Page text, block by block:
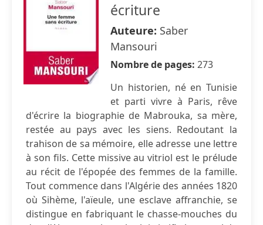
écriture
Auteure: Saber
Mansouri
Nombre de pages: 273
Un historien, né en Tunisie
et parti vivre à Paris, rêve
d'écrire la biographie de Mabrouka, sa mère,
restée au pays avec les siens. Redoutant la
trahison de sa mémoire, elle adresse une lettre
à son fils. Cette missive au vitriol est le prélude
au récit de l'épopée des femmes de la famille.
Tout commence dans l'Algérie des années 1820
où Sihème, l'aïeule, une esclave affranchie, se
distingue en fabriquant le chasse-mouches du